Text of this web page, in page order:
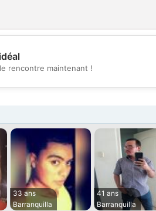
💕
rencontre maintenant !
33 ans
Barranquilla
41 ans
Barranquilla